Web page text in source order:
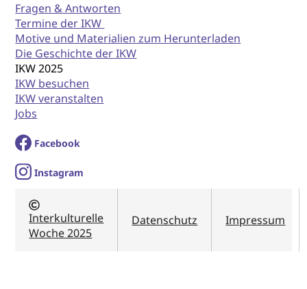
Fragen & Antworten
Termine der IKW
Motive und Materialien zum Herunterladen
Die Geschichte der IKW
IKW 2025
IKW besuchen
IKW veranstalten
Jobs
Facebook
Instagram
Interkulturelle
Woche 2025
Datenschutz Impressum